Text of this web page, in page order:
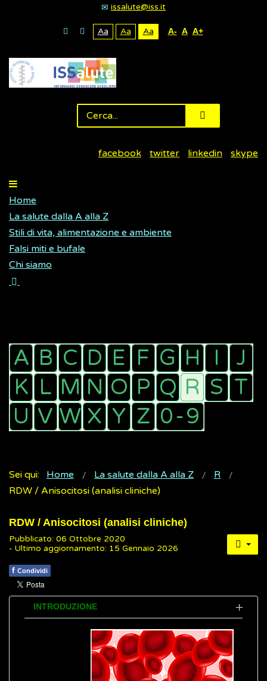
issalute@iss.it
Aa Aa Aa A- A A+
facebook twitter linkedin skype
Home
La salute dalla A alla Z
Stili di vita, alimentazione e ambiente
Falsi miti e bufale
Chi siamo
Sei qui: Home La salute dalla A alla Z
R
RDW / Anisocitosi (analisi cliniche)
RDW / Anisocitosi (analisi cliniche)
Pubblicato: 06 Ottobre 2020
- Ultimo aggiornamento: 15 Gennaio 2026
f Condividi
INTRODUZIONE